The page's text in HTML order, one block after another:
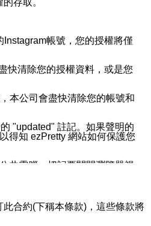
帳號，您的授權將僅
快清除您的授權資料，或是您
本公司會盡快清除您的帳號和
"updated" 註記。如果聲明的
得知 ezPretty 網站如何保護您
共電腦，切記要關閉瀏覽器視
方法、說明或功能連結，隨時
合約(下稱本條款)，這些條款將